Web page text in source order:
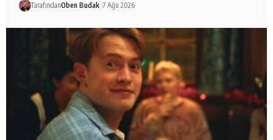
TarafındanOben Budak 7 Ağu 2026